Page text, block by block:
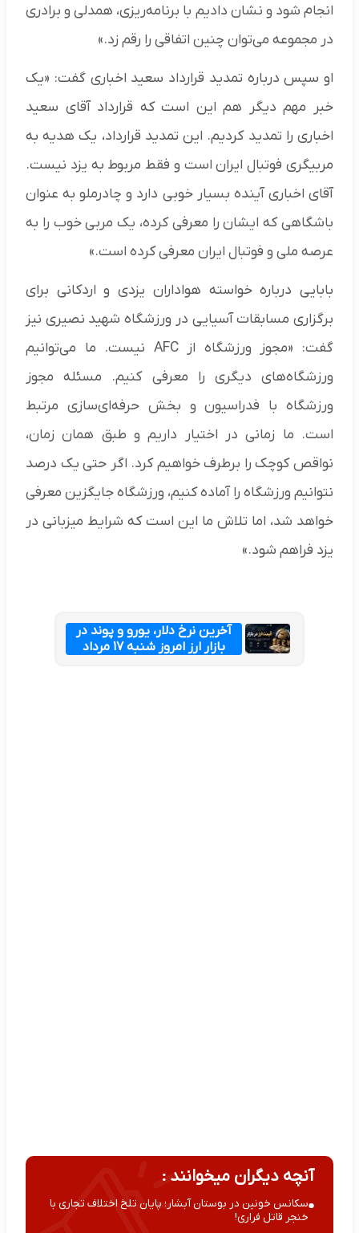
انجام شود و نشان دادیم با برنامه‌ریزی، همدلی و برادری
در مجموعه می‌توان چنین اتفاقی را رقم زد.»
او سپس درباره تمدید قرارداد سعید اخباری گفت: «یک
خبر مهم دیگر هم این است که قرارداد آقای سعید
اخباری را تمدید کردیم. این تمدید قرارداد، یک هدیه به
مربیگری فوتبال ایران است و فقط مربوط به یزد نیست.
آقای اخباری آینده بسیار خوبی دارد و چادرملو به عنوان
باشگاهی که ایشان را معرفی کرده، یک مربی خوب را به
عرصه ملی و فوتبال ایران معرفی کرده است.»
بابایی درباره خواسته هواداران یزدی و اردکانی برای
برگزاری مسابقات آسیایی در ورزشگاه شهید نصیری نیز
گفت: «مجوز ورزشگاه از AFC نیست. ما می‌توانیم
ورزشگاه‌های دیگری را معرفی کنیم. مسئله مجوز
ورزشگاه با فدراسیون و بخش حرفه‌ای‌سازی مرتبط
است. ما زمانی در اختیار داریم و طبق همان زمان،
نواقص کوچک را برطرف خواهیم کرد. اگر حتی یک درصد
نتوانیم ورزشگاه را آماده کنیم، ورزشگاه جایگزین معرفی
خواهد شد، اما تلاش ما این است که شرایط میزبانی در
یزد فراهم شود.»
آخرین نرخ دلار، یورو و پوند در
بازار ارز امروز شنبه ۱۷ مرداد
آنچه دیگران میخوانند :
سکانس خونین در بوستان آبشار؛ پایان تلخ اختلاف تجاری با
خنجر قاتل فراری!